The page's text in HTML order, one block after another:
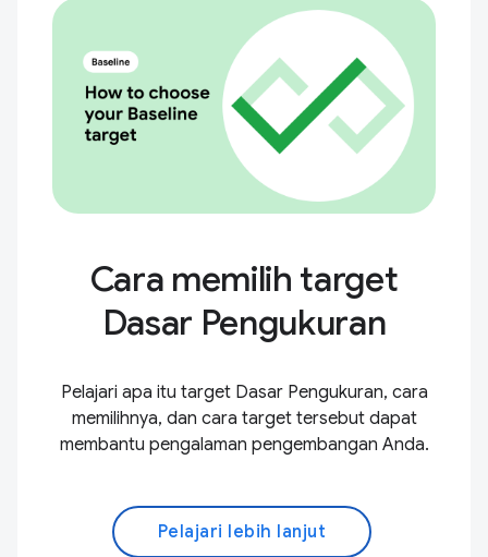
Cara memilih target
Dasar Pengukuran
Pelajari apa itu target Dasar Pengukuran, cara
memilihnya, dan cara target tersebut dapat
membantu pengalaman pengembangan Anda.
Pelajari lebih lanjut